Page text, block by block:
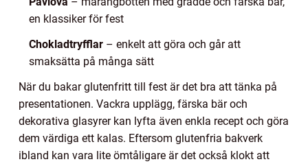
en klassiker för fest
Chokladtryfflar – enkelt att göra och går att
smaksätta på många sätt
När du bakar glutenfritt till fest är det bra att tänka på
presentationen. Vackra upplägg, färska bär och
dekorativa glasyrer kan lyfta även enkla recept och göra
dem värdiga ett kalas. Eftersom glutenfria bakverk
ibland kan vara lite ömtåligare är det också klokt att